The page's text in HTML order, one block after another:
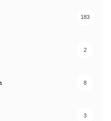
183
2
8
3